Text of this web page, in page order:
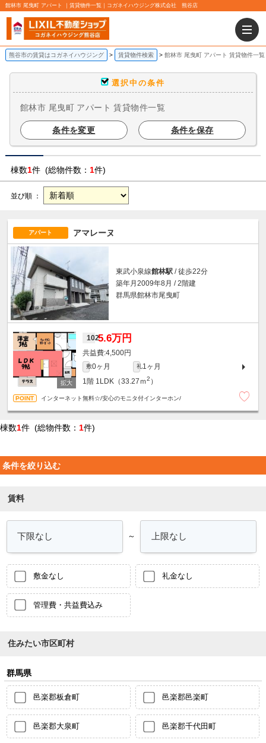
館林市 尾曳町 アパート ｜賃貸物件一覧｜コガネイハウジング株式会社 熊谷店
熊谷市の賃貸はコガネイハウジング 賃貸物件検索 館林市 尾曳町 アパート 賃貸物件一覧
選択中の条件
館林市 尾曳町 アパート 賃貸物件一覧
条件を変更 条件を保存
棟数1件 (総物件数： 1件)
並び順 ：
アパート アマレーヌ
東武小泉線館林駅 / 徒歩22分
築年月2009年8月 / 2階建
群馬県館林市尾曳町
1025.6万円
4,500円
敷0ヶ月 礼1ヶ月
1階 1LDK（33.27ｍ2 ）
インターネット無料☆/安心のモニタ付インターホン/
棟数1件 (総物件数： 1件)
条件を絞り込む
賃料
～
敷金なし 礼金なし
管理費・共益費込み
住みたい市区町村
群馬県
邑楽郡板倉町 邑楽郡邑楽町
邑楽郡大泉町 邑楽郡千代田町